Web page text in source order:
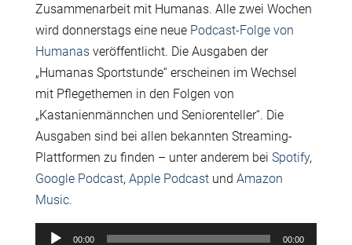
Zusammenarbeit mit Humanas. Alle zwei Wochen
wird donnerstags eine neue Podcast-Folge von
Humanasveröffentlicht. Die Ausgaben der
„Humanas Sportstunde“ erscheinen im Wechsel
mit Pflegethemen in den Folgen von
„Kastanienmännchen und Seniorenteller“. Die
Ausgaben sind bei allen bekannten Streaming-
Plattformen zu finden – unter anderem bei Spotify,
Google Podcast, Apple Podcastund Amazon
Music.
Audio-
00:00 00:00